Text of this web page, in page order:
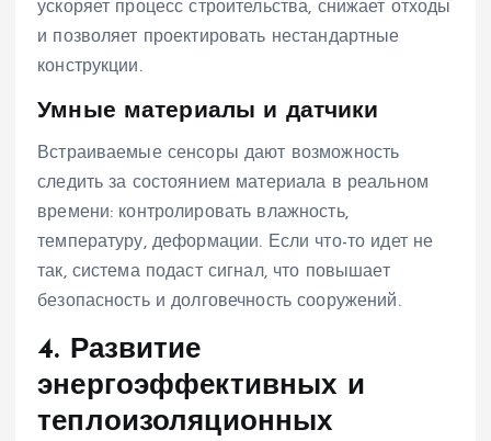
ускоряет процесс строительства, снижает отходы
и позволяет проектировать нестандартные
конструкции.
Умные материалы и датчики
Встраиваемые сенсоры дают возможность
следить за состоянием материала в реальном
времени: контролировать влажность,
температуру, деформации. Если что-то идет не
так, система подаст сигнал, что повышает
безопасность и долговечность сооружений.
4. Развитие
энергоэффективных и
теплоизоляционных